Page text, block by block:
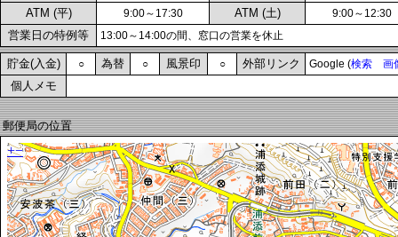
ATM (平) 9:00～17:30 ATM (土) 9:00～12:30
営業日の特例等 13:00～14:00の間、窓口の営業を休止
貯金(入金) ○ 為替 ○ 風景印 ○ 外部リンク Google (検索 画
個人メモ
郵便局の位置